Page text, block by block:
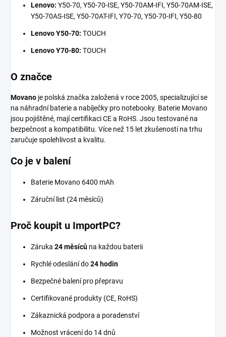
Lenovo: Y50-70, Y50-70-ISE, Y50-70AM-IFI, Y50-70AM-ISE,
Y50-70AS-ISE, Y50-70AT-IFI, Y70-70, Y50-70-IFI, Y50-80
Lenovo Y50-70: TOUCH
Lenovo Y70-80: TOUCH
O značce
Movano je polská značka založená v roce 2005, specializující se
na náhradní baterie a nabíječky pro notebooky. Baterie Movano
jsou pojištěné, mají certifikaci CE a RoHS. Jsou testované na
bezpečnost a kompatibilitu. Více než 15 let zkušeností na trhu
zaručuje spolehlivost a kvalitu.
Co je v balení
Baterie Movano 6400 mAh
Záruční list (24 měsíců)
Proč koupit u ImportPC?
Záruka 24 měsíců na každou baterii
Rychlé odeslání do24 hodin
Bezpečné balení pro přepravu
Certifikované produkty (CE, RoHS)
Zákaznická podpora a poradenství
Možnost vrácení do 14 dnů